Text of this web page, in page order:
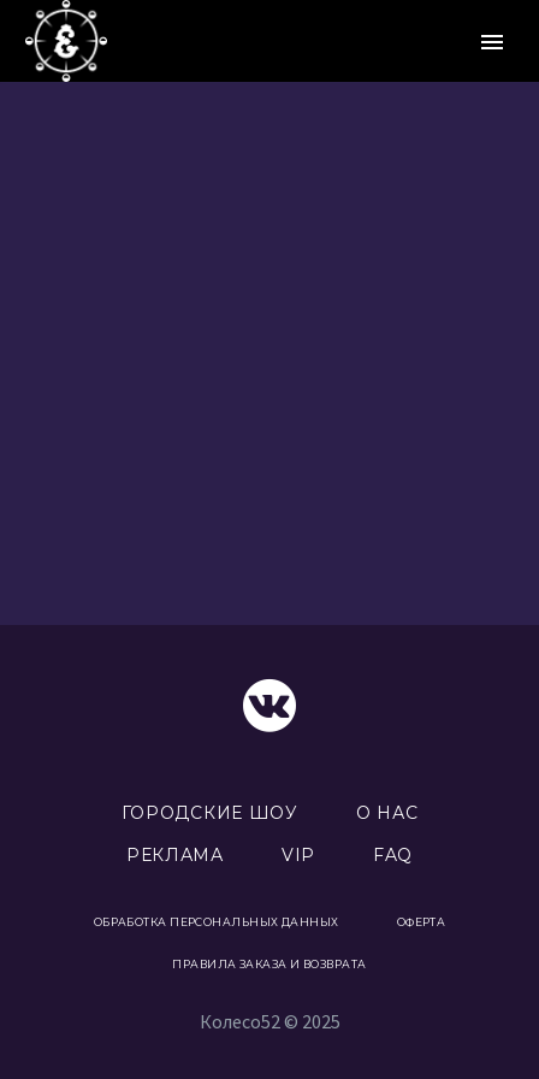
ГОРОДСКИЕ ШОУ
О НАС
РЕКЛАМА
VIP FAQ
ОБРАБОТКА ПЕРСОНАЛЬНЫХ ДАННЫХ ОФЕРТА
ПРАВИЛА ЗАКАЗА И ВОЗВРАТА
Колесо52 © 2025